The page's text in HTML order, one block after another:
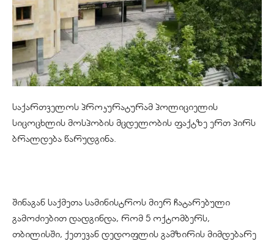
საქართველოს პროკურატურამ პოლიციელის
სიცოცხლის მოსპობის მცდელობის ფაქტზე ერთ პირს
ბრალდება წარუდგინა.
შინაგან საქმეთა სამინისტროს მიერ ჩატარებული
გამოძიებით დადგინდა, რომ 5 ოქტომბერს,
თბილისში, ქეთევან დედოფლის გამზირის მიმდებარე